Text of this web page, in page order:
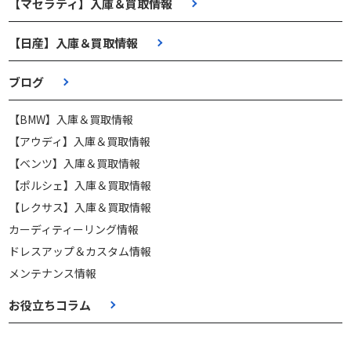
【マセラティ】入庫＆買取情報
【日産】入庫＆買取情報
ブログ
【BMW】入庫＆買取情報
【アウディ】入庫＆買取情報
【ベンツ】入庫＆買取情報
【ポルシェ】入庫＆買取情報
【レクサス】入庫＆買取情報
カーディティーリング情報
ドレスアップ＆カスタム情報
メンテナンス情報
お役立ちコラム